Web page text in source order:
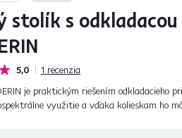
stolík s
5,0 1 recenzia
je praktickým riešením odkladacieho
využitie a vďaka kolieskam ho